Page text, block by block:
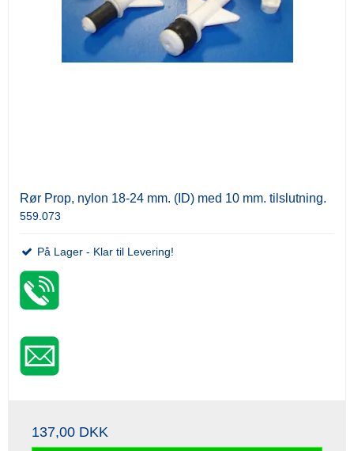
Rør Prop, nylon 18-24 mm. (ID) med 10 mm. tilslutning.
559.073
På Lager - Klar til Levering!
137,00 DKK